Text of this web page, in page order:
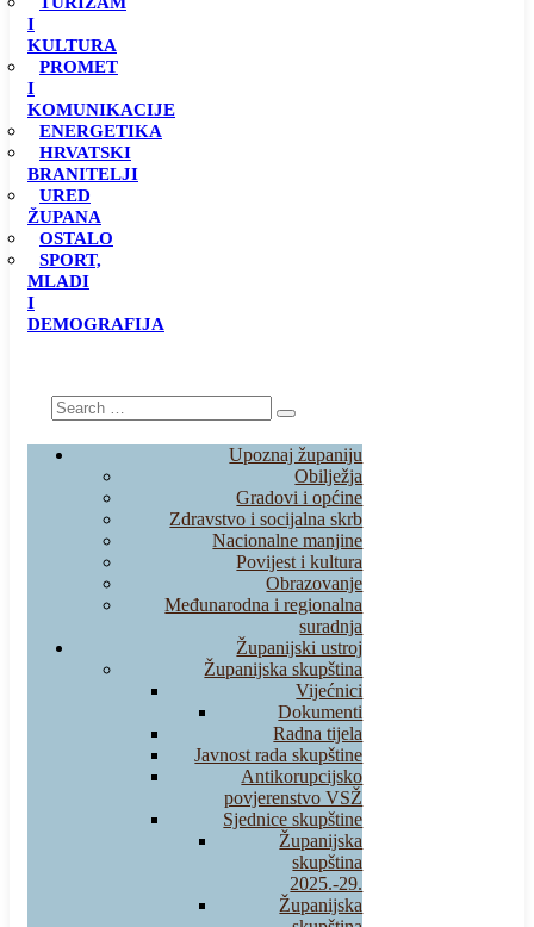
I
KULTURA
PROMET
I
KOMUNIKACIJE
ENERGETIKA
HRVATSKI
BRANITELJI
URED
ŽUPANA
OSTALO
SPORT,
MLADI
I
DEMOGRAFIJA
Upoznaj županiju
Obilježja
Gradovi i općine
Zdravstvo i socijalna skrb
Nacionalne manjine
Povijest i kultura
Obrazovanje
Međunarodna i regionalna
suradnja
Županijski ustroj
Županijska skupština
Vijećnici
Dokumenti
Radna tijela
Javnost rada skupštine
Antikorupcijsko
povjerenstvo VSŽ
Sjednice skupštine
Županijska
skupština
2025.-29.
Županijska